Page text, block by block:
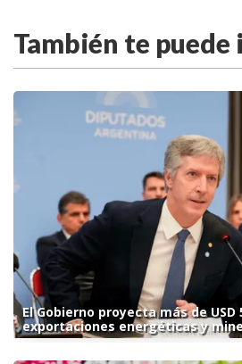
También te puede
El Gobierno proyecta más de USD
exportaciones energéticas y